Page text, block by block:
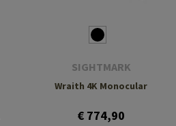
SIGHTMARK
Wraith 4K Monocular
€ 774,90